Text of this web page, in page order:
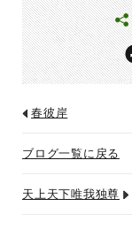
春彼岸
ブログ一覧に戻る
天上天下唯我独尊